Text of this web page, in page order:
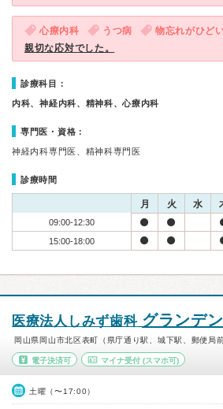
心療内科 うつ病 物忘れがひど
親切な応対でした。
診療科目：
内科、神経内科、精神科、心療内科
専門医・資格：
神経内科専門医、精神科専門医
診療時間
月 火 水
09:00-12:30
15:00-18:00
医療法人しみず歯科 グランデ
岡山県岡山市北区表町（県庁通り駅、城下駅、郵便局前
電子決済可 マイナ受付(スマホ可)
土曜（〜17:00）